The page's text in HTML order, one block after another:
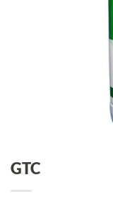
GTC